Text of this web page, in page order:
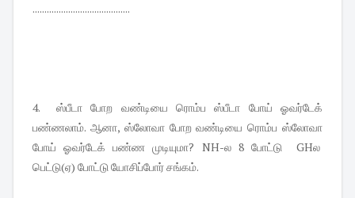
.........................................
4. ஸ்பீடா போற வண்டியை ரொம்ப ஸ்பீடா போய் ஓவர்டேக்
பண்ணலாம். ஆனா, ஸ்லோவா போற வண்டியை ரொம்ப ஸ்லோவா
போய் ஓவர்டேக் பண்ண முடியுமா? NH-ல 8 போட்டு GHல
பெட்டு(ஏ) போட்டு யோசிப்போர் சங்கம்.